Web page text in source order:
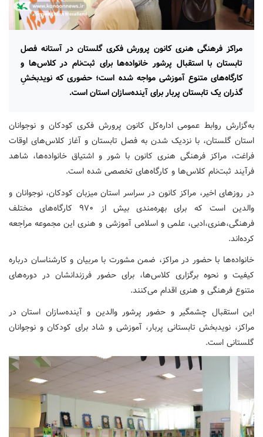
مراکز فرهنگی هنری کانون پرورش فکری گلستان در آستانه فصل
تابستان با استقبال پرشور خانواده‌ها برای ثبت‌نام در کلاس‌ها و
کارگاه‌های متنوع آموزشی مواجه شده است؛ حضوری که نویدبخشِ
گذران یک تابستان پربار برای آینده‌سازان استان است.
به‌گزارش روابط عمومی اداره‌کل کانون پرورش فکری کودکان و نوجوانان
استان گلستان، با نزدیک شدن به فصل تابستان و آغاز کلاس‌های اوقات
فراغت، مراکز فرهنگی هنری کانون با شور و اشتیاق خانواده‌ها، شاهد
فرآیند ثبت‌نام کلاس‌ها و کارگاه‌های تخصصی شده است.
در روزهای اخیر، مراکز کانون در سراسر استان میزبان کودکان، نوجوانان و
والدین است که برای بهره‌مندی بیش از ۹۷۰ کارگاه‌های مختلف
فرهنگی،هنری،ادبی، علمی و اسلامی آموزشی و هنری این مجموعه مراجعه
کرده‌اند.
خانواده‌ها با حضور در مراکز، ضمن مشورت با مربیان و کارشناسان درباره
کیفیت و نحوه برگزاری کلاس‌ها، برای حضور فرزندانشان در دوره‌های
متنوع فرهنگی و هنری اقدام می‌کنند.
این استقبال چشمگیر و حضور پرشور والدین و آینده‌سازان استان در
مراکز، نویدبخش تابستانی پربار، آموزشی و شاد برای کودکان و نوجوانان
گلستانی است.